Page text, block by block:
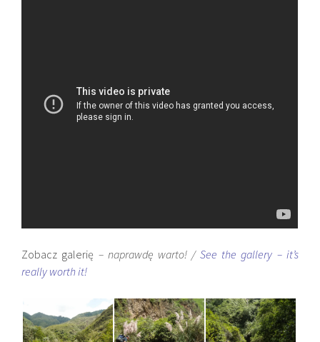
Zobacz galerię – naprawdę warto! /See the gallery – it’s
really worth it!